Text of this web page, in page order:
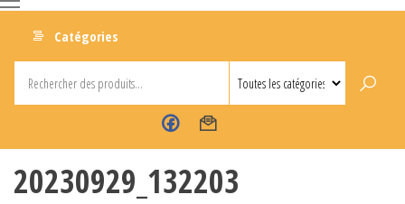
Catégories
20230929_132203